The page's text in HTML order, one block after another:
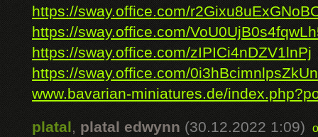
https://sway.office.com/
https://sway.office.com/
https://sway.office.com/zIPICi4nDZV1lnPj
https://sway.office.com/0i3hBcimnlpsZkUn
www.bavarian-miniatures.de/
platal, platal edwynn (30.12.2022 1:09)